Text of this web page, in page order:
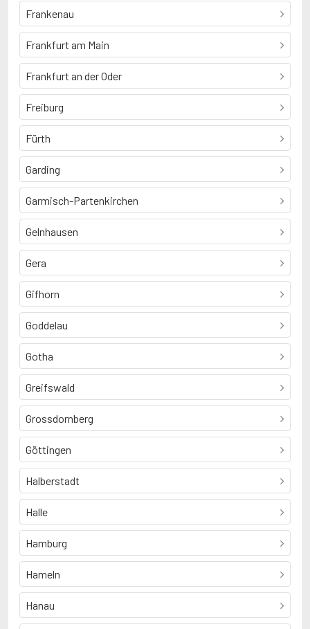
Frankenau
Frankfurt am Main
Frankfurt an der Oder
Freiburg
Fürth
Garding
Garmisch-Partenkirchen
Gelnhausen
Gera
Gifhorn
Goddelau
Gotha
Greifswald
Grossdornberg
Göttingen
Halberstadt
Halle
Hamburg
Hameln
Hanau